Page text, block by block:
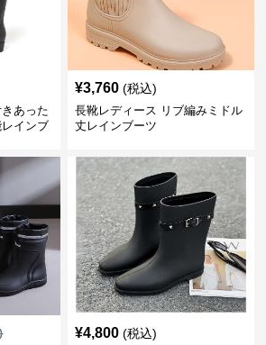
あった
インブ
¥3,760 (税込)
長靴レディース リブ編みミドル
丈レインブーツ
アンク
¥4,800 (税込)
長靴レディース スタッズ付きエ